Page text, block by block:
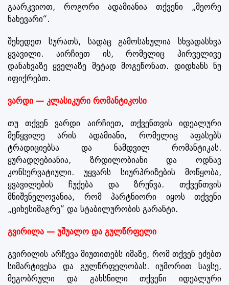
გაარკვიოთ, როგორი ადამიანია თქვენი „მეორე
ნახევარი“.
შეხედეთ სურათს, სადაც გამოსახულია სხვადასხვა
ყვავილი. აირჩიეთ ის, რომელიც პირველივე
დანახვაზე ყველაზე მეტად მოგეწონათ. დიდხანს ნუ
იფიქრებთ.
ვარდი — კლასიკური რომანტიკოსი
თუ თქვენ ვარდი აირჩიეთ, თქვენთვის იდეალური
მეწყვილე არის ადამიანი, რომელიც აფასებს
ტრადიციებსა და ნამდვილ რომანტიკას.
ყურადღებიანია, ზრდილობიანი და ოდნავ
კონსერვატიული. უყვარს სიურპრიზების მოწყობა,
ყვავილების ჩუქება და ზრუნვა. თქვენთვის
მნიშვნელოვანია, რომ პარტნიორი იყოს თქვენი
„ციხესიმაგრე“ და სტაბილურობის გარანტი.
გვირილა — უშუალო და გულწრფელი
გვირილის არჩევა მიუთითებს იმაზე, რომ თქვენ ეძებთ
სიმარტივესა და გულწრფელობას. იუმორით სავსე,
მეგობრული და გახსნილი თქვენი იდეალური